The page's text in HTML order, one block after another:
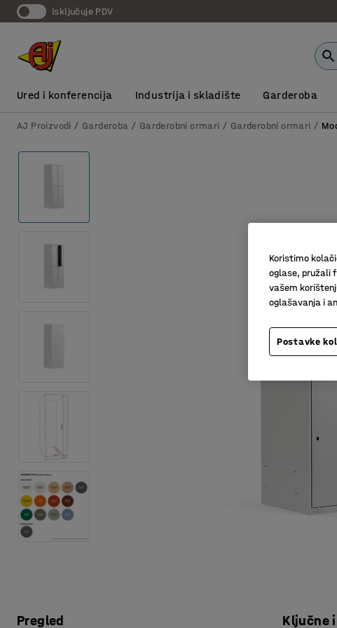
Isključuje PDV
Ured i konferencija Industrija i skladište Garderoba
AJ Proizvodi Garderoba Garderobni ormari Garderobni ormari
Pregled Ključne
Koristimo
oglase, pružali
vašem
oglašavanja i
Postavke